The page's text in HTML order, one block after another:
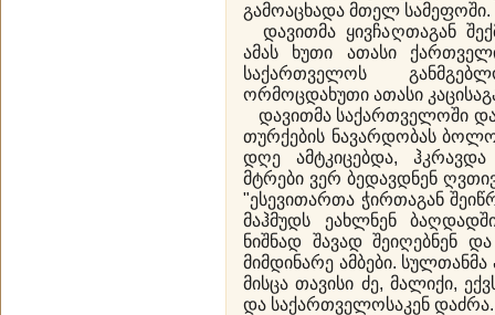
გამოაცხადა მთელ სამეფოში.
დავითმა ყივჩაღთაგან
ამას ხუთი ათასი
საქართველოს
ორმოცდახუთი ათასი
დავითმა საქართველოში
თურქების ნავარდობას
დღე ამტკიცებდა,
მტრები ვერ ბედავდნენ
"ესევითართა ჭირთაგან
მაჰმუდს ეახლნენ
ნიშნად შავად შეიღებნენ და
მიმდინარე ამბები.
მისცა თავისი ძე, მალიქი,
და საქართველოსაკენ